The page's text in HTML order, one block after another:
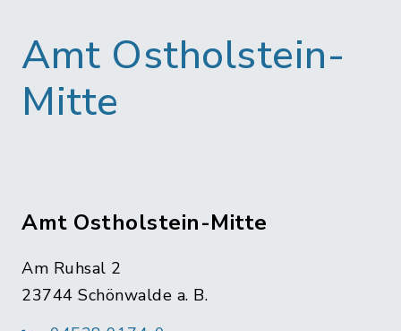
Amt Ostholstein-
Mitte
Amt Ostholstein-Mitte
Am Ruhsal 2
23744 Schönwalde a. B.